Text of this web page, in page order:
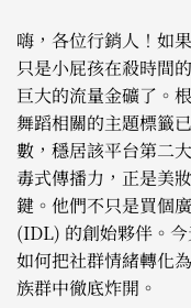
嗨，各位行銷人！如
只是小屁孩在殺時間
巨大的流量金礦了。
舞蹈相關的主題標籤
數，穩居該平台第二
毒式傳播力，正是美
鍵。他們不只是買個
(IDL) 的創始夥伴。
如何把社群情緒轉化
族群中徹底炸開。